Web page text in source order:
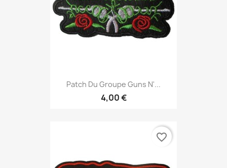
Patch Du Groupe Guns N'...
4,00 €
favorite_border